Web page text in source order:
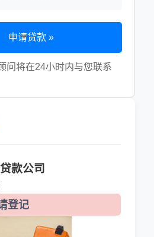
申请贷款 »
问将在24小时内与您联系
款公司
登记